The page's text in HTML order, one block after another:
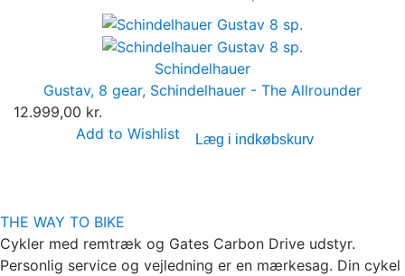
Schindelhauer
Gustav, 8 gear, Schindelhauer - The Allrounder
12.999,00 kr.
Add to Wishlist
Læg i indkøbskurv
THE WAY TO BIKE
Cykler med remtræk og Gates Carbon Drive udstyr.
Personlig service og vejledning er en mærkesag. Din cykel